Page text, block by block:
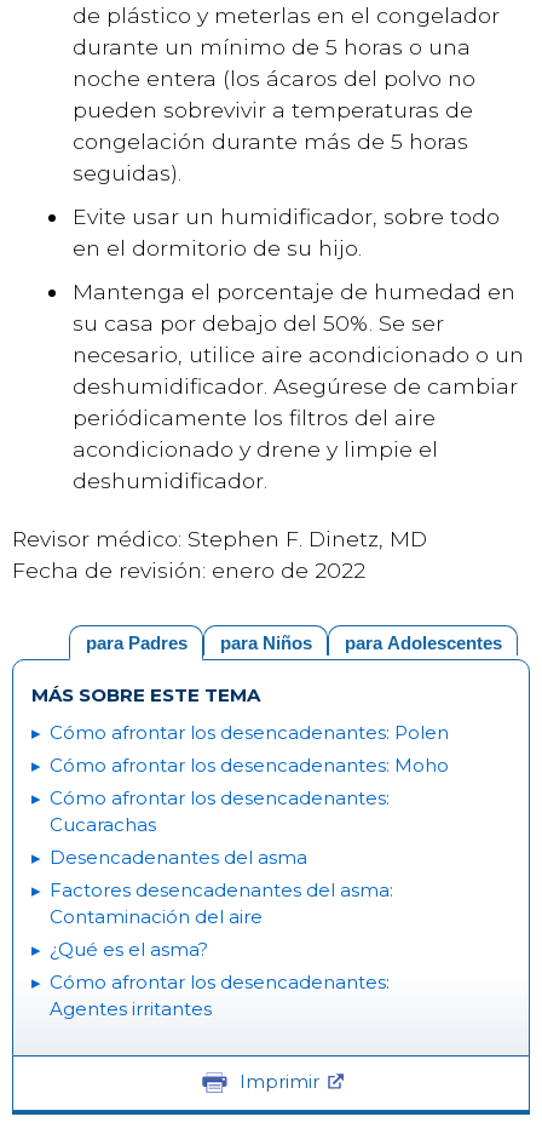
de plástico y meterlas en el congelador
durante un mínimo de 5 horas o una
noche entera (los ácaros del polvo no
pueden sobrevivir a temperaturas de
congelación durante más de 5 horas
seguidas).
Evite usar un humidificador, sobre todo
en el dormitorio de su hijo.
Mantenga el porcentaje de humedad en
su casa por debajo del 50%. Se ser
necesario, utilice aire acondicionado o un
deshumidificador. Asegúrese de cambiar
periódicamente los filtros del aire
acondicionado y drene y limpie el
deshumidificador.
Revisor médico: Stephen F. Dinetz, MD
Fecha de revisión: enero de 2022
para Adolescentes
para Niños
para Padres
MÁS SOBRE ESTE TEMA
Cómo afrontar los desencadenantes: Polen
Cómo afrontar los desencadenantes: Moho
Cómo afrontar los desencadenantes:
Cucarachas
Desencadenantes del asma
Factores desencadenantes del asma:
Contaminación del aire
¿Qué es el asma?
Cómo afrontar los desencadenantes:
Agentes irritantes
Imprimir